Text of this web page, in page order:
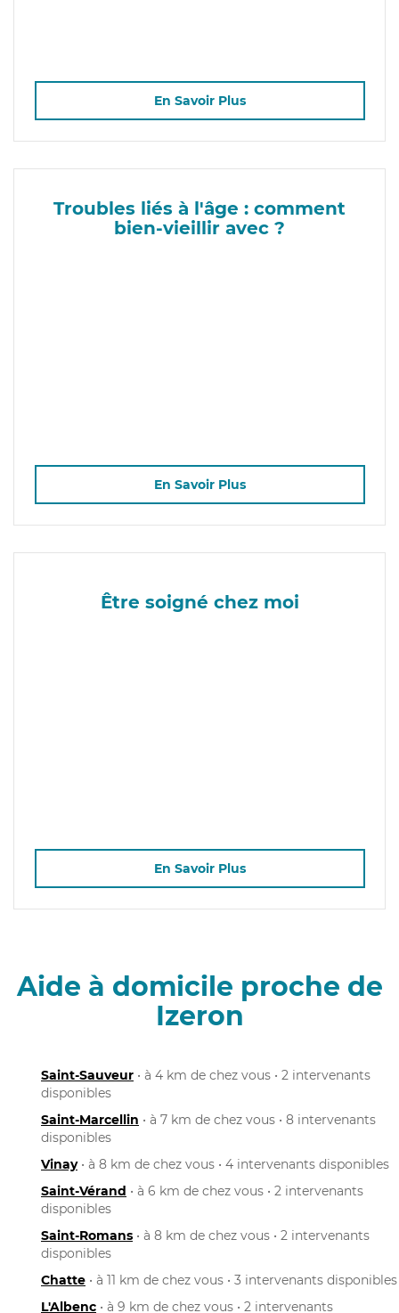
En Savoir Plus
Troubles liés à l'âge : comment
bien-vieillir avec ?
En Savoir Plus
Être soigné chez moi
En Savoir Plus
Aide à domicile proche de
Izeron
Saint-Sauveur • à 4 km de chez vous • 2 intervenants
disponibles
Saint-Marcellin • à 7 km de chez vous • 8 intervenants
disponibles
Vinay• à 8 km de chez vous • 4 intervenants disponibles
Saint-Vérand • à 6 km de chez vous • 2 intervenants
disponibles
Saint-Romans • à 8 km de chez vous • 2 intervenants
disponibles
Chatte • à 11 km de chez vous • 3 intervenants disponibles
L'Albenc • à 9 km de chez vous • 2 intervenants